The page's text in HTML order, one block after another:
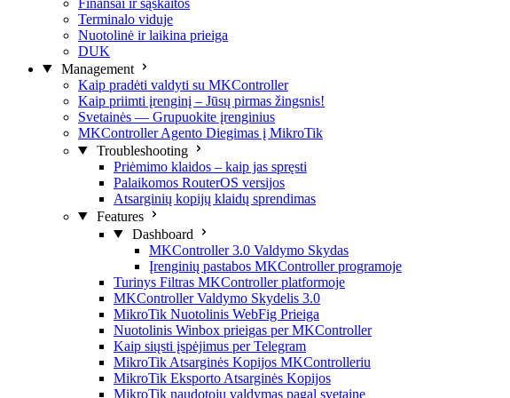
Terminalo viduje
Nuotolinė ir laikina prieiga
DUK
Management
Kaip pradėti valdyti su MKController
Kaip priimti įrenginį – Jūsų pirmas žingsnis!
Svetainės — Grupuokite įrenginius
MKController Agento Diegimas į MikroTik
Troubleshooting
Priėmimo klaidos – kaip jas spręsti
Palaikomos RouterOS versijos
Atsarginių kopijų klaidų sprendimas
Features
Dashboard
MKController 3.0 Valdymo Skydas
Įrenginių pastabos MKController programoje
Turinys Filtras MKController platformoje
MKController Valdymo Skydelis 3.0
MikroTik Nuotolinis WebFig Prieiga
Nuotolinis Winbox prieigas per MKController
Kaip siųsti įspėjimus per Telegram
MikroTik Atsarginės Kopijos MKControlleriu
MikroTik Eksporto Atsarginės Kopijos
MikroTik naudotojų valdymas pagal svetainę